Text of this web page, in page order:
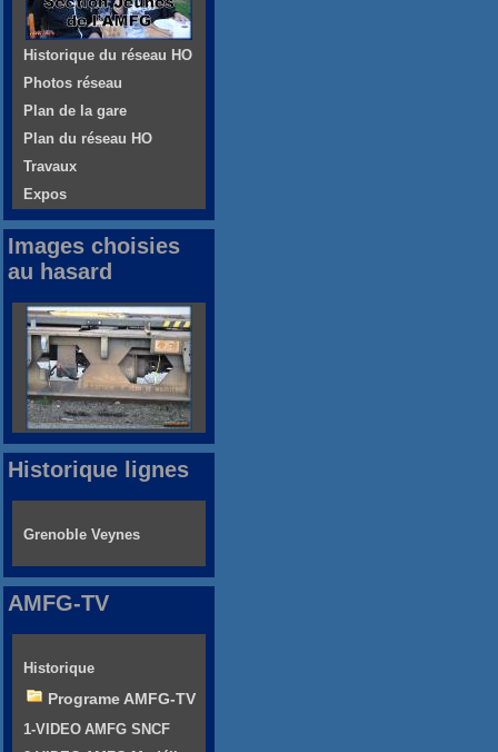
Historique du réseau HO
Photos réseau
Plan de la gare
Plan du réseau HO
Travaux
Expos
Images choisies
au hasard
Historique lignes
Grenoble Veynes
AMFG-TV
Historique
Programe AMFG-TV
1-VIDEO AMFG SNCF